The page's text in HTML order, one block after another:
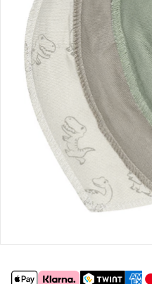
Gutscheine & Aktionen
Kontakt & Service
Filialen & Beratung
Unternehmen